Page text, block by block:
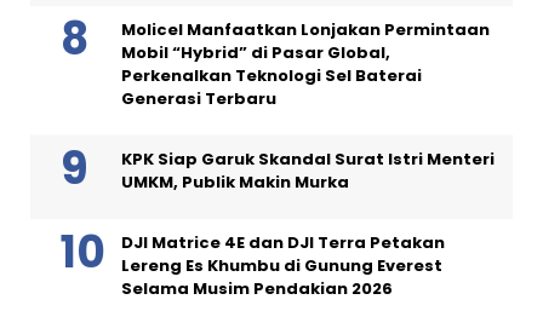
Molicel Manfaatkan Lonjakan Permintaan
Mobil “Hybrid” di Pasar Global,
Perkenalkan Teknologi Sel Baterai
Generasi Terbaru
KPK Siap Garuk Skandal Surat Istri Menteri
UMKM, Publik Makin Murka
DJI Matrice 4E dan DJI Terra Petakan
Lereng Es Khumbu di Gunung Everest
Selama Musim Pendakian 2026